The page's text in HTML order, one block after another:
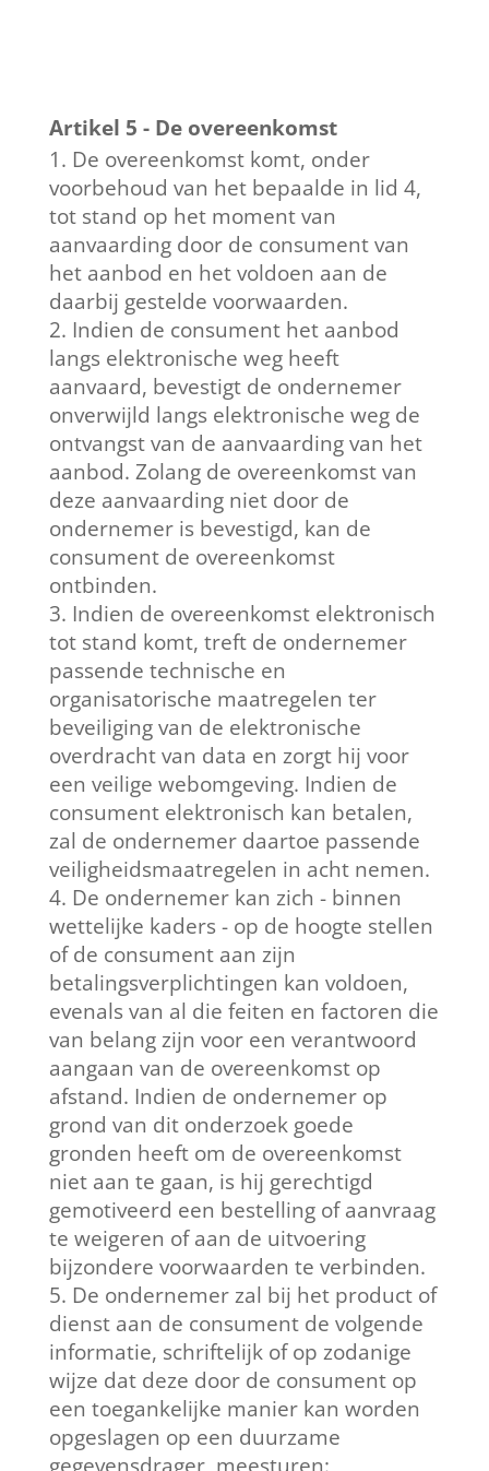
Artikel 5 - De overeenkomst
De overeenkomst komt, onder
voorbehoud van het bepaalde in lid 4,
tot stand op het moment van
aanvaarding door de consument van
het aanbod en het voldoen aan de
daarbij gestelde voorwaarden.
Indien de consument het aanbod
langs elektronische weg heeft
aanvaard, bevestigt de ondernemer
onverwijld langs elektronische weg de
ontvangst van de aanvaarding van het
aanbod. Zolang de overeenkomst van
deze aanvaarding niet door de
ondernemer is bevestigd, kan de
consument de overeenkomst
ontbinden.
Indien de overeenkomst elektronisch
tot stand komt, treft de ondernemer
passende technische en
organisatorische maatregelen ter
beveiliging van de elektronische
overdracht van data en zorgt hij voor
een veilige webomgeving. Indien de
consument elektronisch kan betalen,
zal de ondernemer daartoe passende
veiligheidsmaatregelen in acht nemen.
De ondernemer kan zich - binnen
wettelijke kaders - op de hoogte stellen
of de consument aan zijn
betalingsverplichtingen kan voldoen,
evenals van al die feiten en factoren die
van belang zijn voor een verantwoord
aangaan van de overeenkomst op
afstand. Indien de ondernemer op
grond van dit onderzoek goede
gronden heeft om de overeenkomst
niet aan te gaan, is hij gerechtigd
gemotiveerd een bestelling of aanvraag
te weigeren of aan de uitvoering
bijzondere voorwaarden te verbinden.
De ondernemer zal bij het product of
dienst aan de consument de volgende
informatie, schriftelijk of op zodanige
wijze dat deze door de consument op
een toegankelijke manier kan worden
opgeslagen op een duurzame